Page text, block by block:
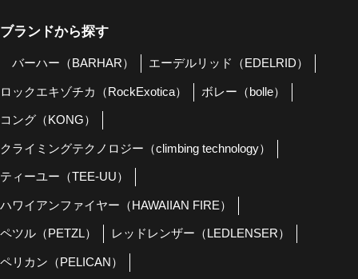
ブランドから探す
バーハー（BARHAR） エーデルリッド（EDELRID）
ロックエキゾチカ（RockExotica） ボレー（bolle）
コング（KONG）
クライミングテクノロジー（climbing technology）
ティーユー（TEE-UU）
ハワイアンファイヤー（HAWAIIAN FIRE）
ペツル（PETZL） レッドレンザー（LEDLENSER）
ペリカン（PELICAN）